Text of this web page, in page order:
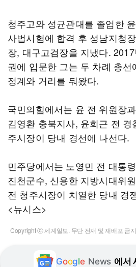
청주고와 성균관대를 졸업한
사법시험에 합격 후 성남지청
장, 대구고검장을 지냈다.
권에 입문한 그는 두 차례 총선
정계와 거리를 둬왔다.
국민의힘에서는 윤 전 위원장
김영환 충북지사, 윤희근 전
주시장이 당내 경선에 나선다.
민주당에서는 노영민 전 대통
진천군수, 신용한 지방시대위
전 청주시장이 치열한 당내 경
<뉴시스>
Copyright ⓒ 세계일보. 무단 전재 및 재배포 금지
Google News 에서